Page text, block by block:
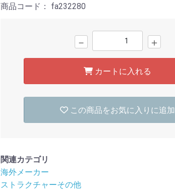
商品コード： fa232280
－ ＋
カートに入れる
この商品をお気に入りに追加
関連カテゴリ
海外メーカー
ストラクチャーその他